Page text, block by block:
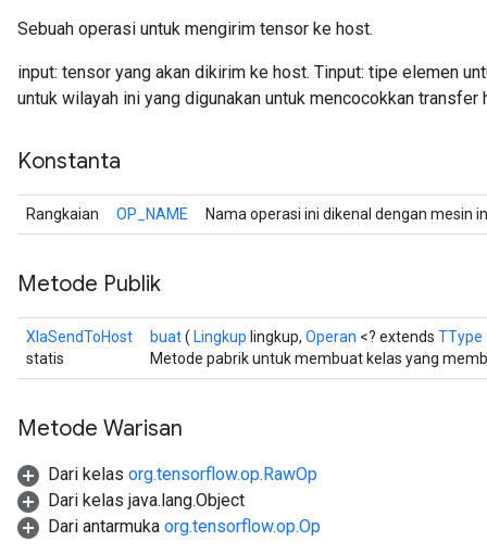
Sebuah operasi untuk mengirim tensor ke host.
input: tensor yang akan dikirim ke host. Tinput: tipe elemen
untuk wilayah ini yang digunakan untuk mencocokkan transfer
Konstanta
Rangkaian OP_NAME Nama operasi ini dikenal dengan mesin
Metode Publik
XlaSendToHost
statis
buat( Lingkup lingkup, Operan <? extends TType
Metode pabrik untuk membuat kelas yang
Metode Warisan
Dari kelas org.tensorflow.op.RawOp
Dari kelas java.lang.Object
Dari antarmuka org.tensorflow.op.Op